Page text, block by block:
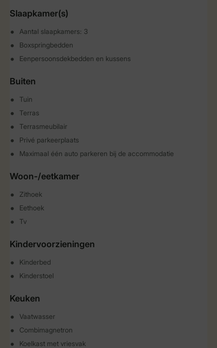
Slaapkamer(s)
Aantal slaapkamers: 3
Boxspringbedden
Eenpersoonsdekbedden en kussens
Buiten
Tuin
Terras
Terrasmeubilair
Privé parkeerplaats
Maximaal één auto parkeren bij de accommodatie
Woon-/eetkamer
Zithoek
Eethoek
Tv
Kindervoorzieningen
Kinderbed
Kinderstoel
Keuken
Vaatwasser
Combimagnetron
Koelkast met vriesvak